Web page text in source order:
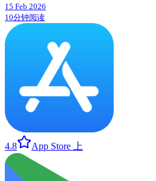
15 Feb 2026
10分钟阅读
4.8 App Store 上